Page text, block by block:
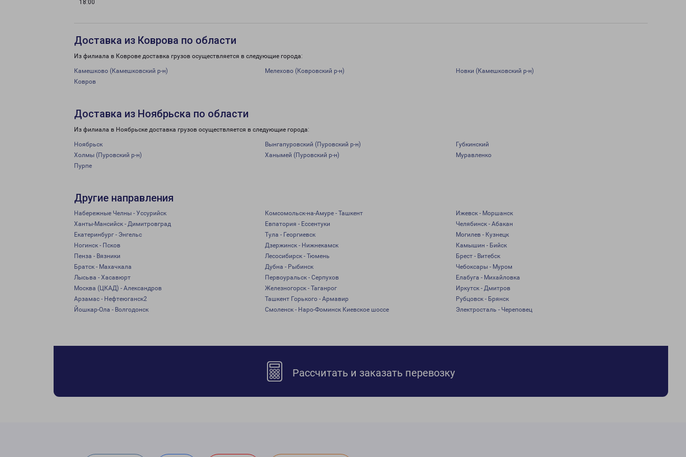
18:00
Доставка из Коврова по области
Из филиала в Коврове доставка грузов осуществляется в следующие города:
Камешково (Камешковский р-н) Мелехово (Ковровский р-н)
Новки (Камешковский р-н)
Ковров
Доставка из Ноябрьска по области
Из филиала в Ноябрьске доставка грузов осуществляется в следующие города:
Ноябрьск Вынгапуровский (Пуровский р-н)
Губкинский
Холмы (Пуровский р-н)
Ханымей (Пуровский р-н)
Муравленко
Пурпе
Другие направления
Набережные Челны - Уссурийск Комсомольск-на-Амуре - Ташкент
Ижевск - Моршанск
Ханты-Мансийск - Димитровград
Евпатория - Ессентуки
Челябинск - Абакан
Екатеринбург - Энгельс
Тула - Георгиевск
Могилев - Кузнецк
Ногинск - Псков
Дзержинск - Нижнекамск
Камышин - Бийск
Пенза - Вязники
Лесосибирск - Тюмень
Брест - Витебск
Братск - Махачкала
Дубна - Рыбинск
Чебоксары - Муром
Лысьва - Хасавюрт
Первоуральск - Серпухов
Елабуга - Михайловка
Москва (ЦКАД) - Александров
Железногорск - Таганрог
Иркутск - Дмитров
Арзамас - Нефтеюганск2
Ташкент Горького - Армавир
Рубцовск - Брянск
Йошкар-Ола - Волгодонск
Смоленск - Наро-Фоминск Киевское шоссе Электросталь - Череповец
Рассчитать и заказать перевозку